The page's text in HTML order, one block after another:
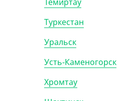
₸3 826.70₸
пищевая, 30 см, 700 м, 8
3
10
Туркестан
Уральск
Усть-Каменогорск
Хромтау